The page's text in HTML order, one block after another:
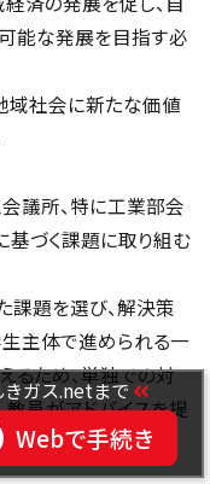
能な発展を目指す必
域社会に新たな価値
議所、特に工業部会
基づく課題に取り組む
課題を選び、解決策
生主体で進められる一
るため、単独での対
教員がアドバイスを提
ガス.netまで
Webで手続き